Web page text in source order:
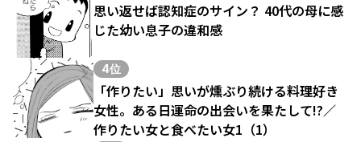
思い返せば認知症のサイン？ 40代の母に感
じた幼い息子の違和感
4位
「作りたい」思いが燻ぶり続ける料理好き
女性。ある日運命の出会いを果たして!?／
作りたい女と食べたい女1（1）